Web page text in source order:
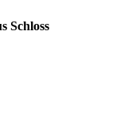
Schloss